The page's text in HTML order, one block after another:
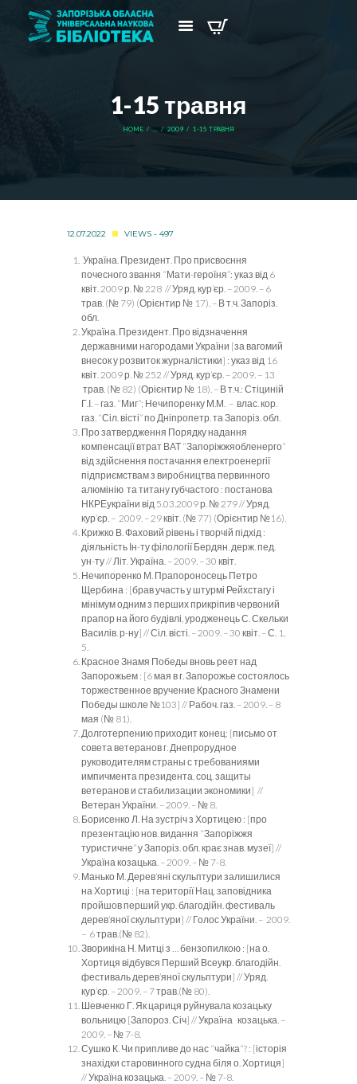
1-15 травня
HOME ... 2009 1-15 ТРАВНЯ
12.07.2022 VIEWS - 497
Україна. Президент. Про присвоєння
почесного звання “Мати-героїня”: указ від 6
квіт. 2009 р. № 228 // Уряд. кур’єр. – 2009. – 6
трав. (№ 79) (Орієнтир № 17). – В т.ч. Запоріз.
обл.
Україна. Президент. Про відзначення
державними нагородами України [за вагомий
внесок у розвиток журналістики] : указ від 16
квіт. 2009 р. № 252 // Уряд. кур’єр. – 2009. – 13
трав. (№ 82) (Орієнтир № 18). – В т.ч.: Стіциній
Г.І. – газ. “Миг”; Нечипоренку М.М. – влас. кор.
газ. “Сіл. вісті” по Дніпропетр. та Запоріз. обл.
Про затвердження Порядку надання
компенсації втрат ВАТ “Запоріжжяобленерго”
від здійснення постачання електроенергії
підприємствам з виробництва первинного
алюмінію та титану губчастого : постанова
НКРЕукраїни від 5.03.2009 р. № 279 // Уряд.
кур’єр. – 2009. – 29 квіт. (№ 77) (Орієнтир №16).
Крижко В. Фаховий рівень і творчій підхід :
діяльність Ін-ту філології Бердян. держ. пед.
ун-ту // Літ. Україна. – 2009. – 30 квіт.
Нечипоренко М. Прапороносець Петро
Щербина : [брав участь у штурмі Рейхстагу і
мінімум одним з перших прикріпив червоний
прапор на його будівлі, уродженець С. Скельки
Василів. р-ну] // Сіл. вісті. – 2009. – 30 квіт. – С. 1,
5.
Красное Знамя Победы вновь реет над
Запорожьем : [6 мая в г. Запорожье состоялось
торжественное вручение Красного Знамени
Победы школе №103] // Рабоч. газ. – 2009. – 8
мая (№ 81).
Долготерпению приходит конец: [письмо от
совета ветеранов г. Днепрорудное
руководителям страны с требованиями
импичмента президента, соц. защиты
ветеранов и стабилизации экономики] //
Ветеран України. – 2009. – № 8.
Борисенко Л. На зустріч з Хортицею : [про
презентацію нов. видання “Запоріжжя
туристичне” у Запоріз. обл. крає знав. музеї] //
Україна козацька. – 2009. – № 7-8.
Манько М. Дерев’яні скульптури залишилися
на Хортиці : [на території Нац. заповідника
пройшов перший укр. благодійн. фестиваль
дерев’яної скульптури] // Голос України. – 2009.
– 6 трав.(№ 82).
Зворикіна Н. Митці з … бензопилкою : [на о.
Хортиця відбувся Перший Всеукр. благодійн.
фестиваль дерев’яної скульптури] // Уряд.
кур’єр. – 2009. – 7 трав.(№ 80).
Шевченко Г. Як цариця руйнувала козацьку
вольницю [Запороз. Січ] // Україна козацька. –
2009. – № 7-8.
Сушко К. Чи припливе до нас “чайка”? : [історія
знахідки старовинного судна біля о. Хортиця]
// Україна козацька. – 2009. – № 7-8.